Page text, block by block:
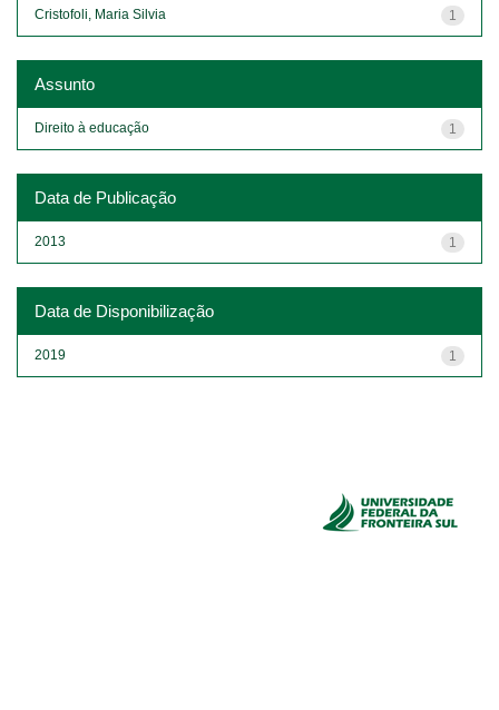
1
Cristofoli, Maria Silvia
Assunto
1
Direito à educação
Data de Publicação
1
2013
Data de Disponibilização
1
2019